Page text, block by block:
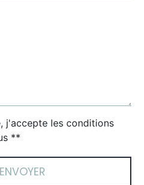
j'accepte les conditions
**
ENVOYER